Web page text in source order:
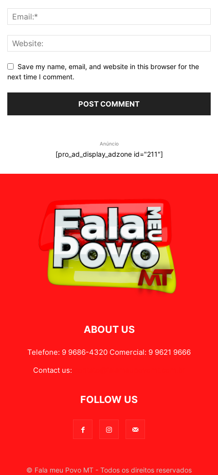
Save my name, email, and website in this browser for the
next time I comment.
Anúncio
[pro_ad_display_adzone id="211"]
ABOUT US
Telefone: 9 9686-4320 Comercial: 9 9621 9666
Contact us:
FOLLOW US
© Fala meu Povo MT - Todos os direitos reservados